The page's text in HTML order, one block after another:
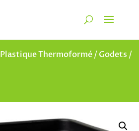
Plastique Thermoformé/Godets /